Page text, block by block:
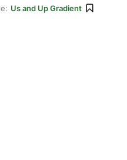
Us and Up Gradient